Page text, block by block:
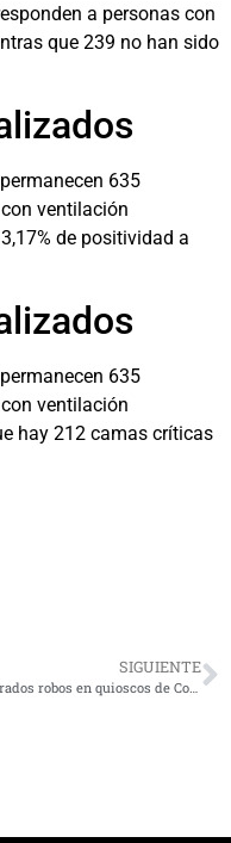
a personas con
que 239 no han sido
635
ventilación
de positividad a
635
ventilación
hay 212 camas críticas
SIGUIENTE
Reiterados robos en quioscos de Coquimbo preocupa a suplementeros